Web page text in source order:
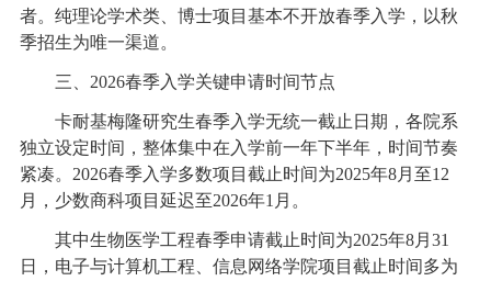
者。纯理论学术类、博士项目基本不开放春季入学，以秋
季招生为唯一渠道。
三、2026春季入学关键申请时间节点
卡耐基梅隆研究生春季入学无统一截止日期，各院系
独立设定时间，整体集中在入学前一年下半年，时间节奏
紧凑。2026春季入学多数项目截止时间为2025年8月至12
月，少数商科项目延迟至2026年1月。
其中生物医学工程春季申请截止时间为2025年8月31
日，电子与计算机工程、信息网络学院项目截止时间多为